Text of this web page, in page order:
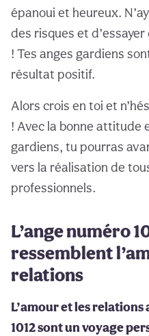
épanoui et heureux.
des risques et
! Tes anges gardiens
résultat positif.
Alors crois en toi et
! Avec la bonne attitude
gardiens, tu pourras
vers la réalisation de
professionnels.
L’ange numéro
ressemblent
relations
L’amour et les relations
1012 sont un voyage